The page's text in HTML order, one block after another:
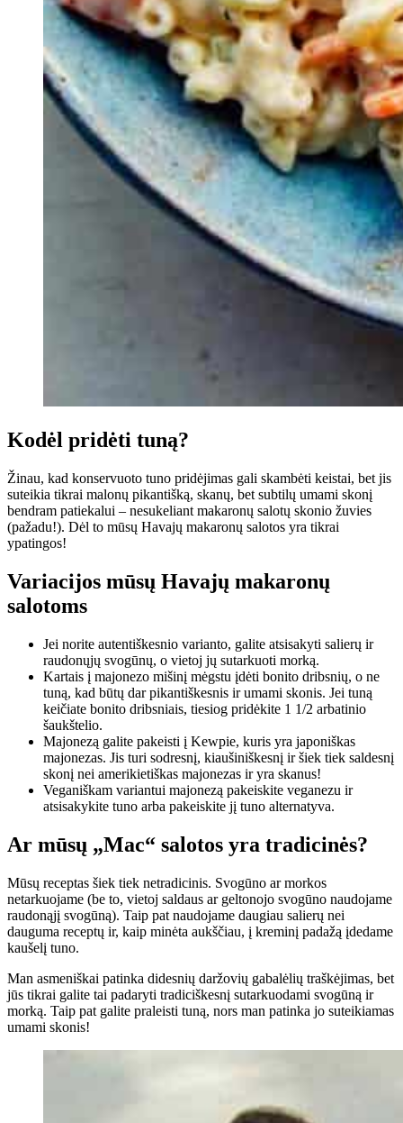
Kodėl pridėti tuną?
Žinau, kad konservuoto tuno pridėjimas gali skambėti keistai, bet jis
suteikia tikrai malonų pikantišką, skanų, bet subtilų umami skonį
bendram patiekalui – nesukeliant makaronų salotų skonio žuvies
(pažadu!). Dėl to mūsų Havajų makaronų salotos yra tikrai
ypatingos!
Variacijos mūsų Havajų makaronų
salotoms
Jei norite autentiškesnio varianto, galite atsisakyti salierų ir
raudonųjų svogūnų, o vietoj jų sutarkuoti morką.
Kartais į majonezo mišinį mėgstu įdėti bonito dribsnių, o ne
tuną, kad būtų dar pikantiškesnis ir umami skonis. Jei tuną
keičiate bonito dribsniais, tiesiog pridėkite 1 1/2 arbatinio
šaukštelio.
Majonezą galite pakeisti į Kewpie, kuris yra japoniškas
majonezas. Jis turi sodresnį, kiaušiniškesnį ir šiek tiek saldesnį
skonį nei amerikietiškas majonezas ir yra skanus!
Veganiškam variantui majonezą pakeiskite veganezu ir
atsisakykite tuno arba pakeiskite jį tuno alternatyva.
Ar mūsų „Mac“ salotos yra tradicinės?
Mūsų receptas šiek tiek netradicinis. Svogūno ar morkos
netarkuojame (be to, vietoj saldaus ar geltonojo svogūno naudojame
raudonąjį svogūną). Taip pat naudojame daugiau salierų nei
dauguma receptų ir, kaip minėta aukščiau, į kreminį padažą įdedame
kaušelį tuno.
Man asmeniškai patinka didesnių daržovių gabalėlių traškėjimas, bet
jūs tikrai galite tai padaryti tradiciškesnį sutarkuodami svogūną ir
morką. Taip pat galite praleisti tuną, nors man patinka jo suteikiamas
umami skonis!